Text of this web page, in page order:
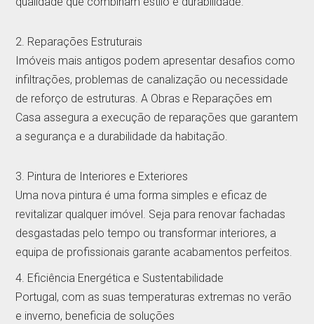
2. Reparações Estruturais
Imóveis mais antigos podem apresentar desafios como
infiltrações, problemas de canalização ou necessidade
de reforço de estruturas. A Obras e Reparações em
Casa assegura a execução de reparações que garantem
a segurança e a durabilidade da habitação.
3. Pintura de Interiores e Exteriores
Uma nova pintura é uma forma simples e eficaz de
revitalizar qualquer imóvel. Seja para renovar fachadas
desgastadas pelo tempo ou transformar interiores, a
equipa de profissionais garante acabamentos perfeitos.
4. Eficiência Energética e Sustentabilidade
Portugal, com as suas temperaturas extremas no verão
e inverno, beneficia de soluções